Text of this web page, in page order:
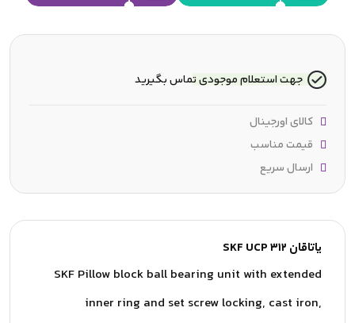
یاتاقان SKF UCP 312
SKF Pillow block ball bearing unit with extended
inner ring and set screw locking, cast iron,
جهت استعلام موجودی تماس بگیرید
کالای اورجینال
قیمت مناسب
ارسال سریع